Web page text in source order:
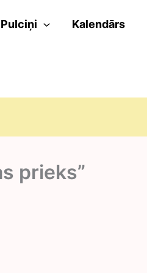
Pulciņi Kalendārs
prieks”